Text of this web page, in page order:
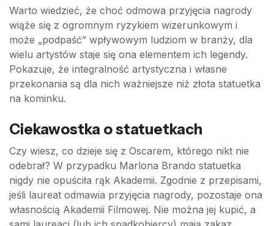
Warto wiedzieć, że choć odmowa przyjęcia nagrody
wiąże się z ogromnym ryzykiem wizerunkowym i
może „podpaść” wpływowym ludziom w branży, dla
wielu artystów staje się ona elementem ich legendy.
Pokazuje, że integralność artystyczna i własne
przekonania są dla nich ważniejsze niż złota statuetka
na kominku.
Ciekawostka o statuetkach
Czy wiesz, co dzieje się z Oscarem, którego nikt nie
odebrał? W przypadku Marlona Brando statuetka
nigdy nie opuściła rąk Akademii. Zgodnie z przepisami,
jeśli laureat odmawia przyjęcia nagrody, pozostaje ona
własnością Akademii Filmowej. Nie można jej kupić, a